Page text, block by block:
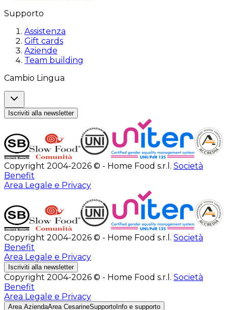
Supporto
Assistenza
Gift cards
Aziende
Team building
Cambio Lingua
Iscriviti alla newsletter
Copyright 2004-2026 © - Home Food s.r.l. Società
Benefit
Area Legale e Privacy
Copyright 2004-2026 © - Home Food s.r.l. Società
Benefit
Area Legale e Privacy
Iscriviti alla newsletter
Copyright 2004-2026 © - Home Food s.r.l. Società
Benefit
Area Legale e Privacy
Area AziendaArea CesarineSupporto Info e supporto